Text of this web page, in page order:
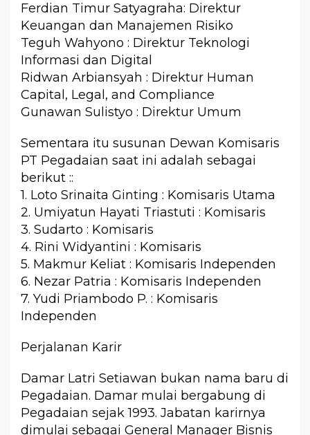
Ferdian Timur Satyagraha: Direktur
Keuangan dan Manajemen Risiko
Teguh Wahyono : Direktur Teknologi
Informasi dan Digital
Ridwan Arbiansyah : Direktur Human
Capital, Legal, and Compliance
Gunawan Sulistyo : Direktur Umum
Sementara itu susunan Dewan Komisaris
PT Pegadaian saat ini adalah sebagai
berikut ::
1. Loto Srinaita Ginting : Komisaris Utama
2. Umiyatun Hayati Triastuti : Komisaris
3. Sudarto : Komisaris
4. Rini Widyantini : Komisaris
5. Makmur Keliat : Komisaris Independen
6. Nezar Patria : Komisaris Independen
7. Yudi Priambodo P. : Komisaris
Independen
Perjalanan Karir
Damar Latri Setiawan bukan nama baru di
Pegadaian. Damar mulai bergabung di
Pegadaian sejak 1993. Jabatan karirnya
dimulai sebagai General Manager Bisnis